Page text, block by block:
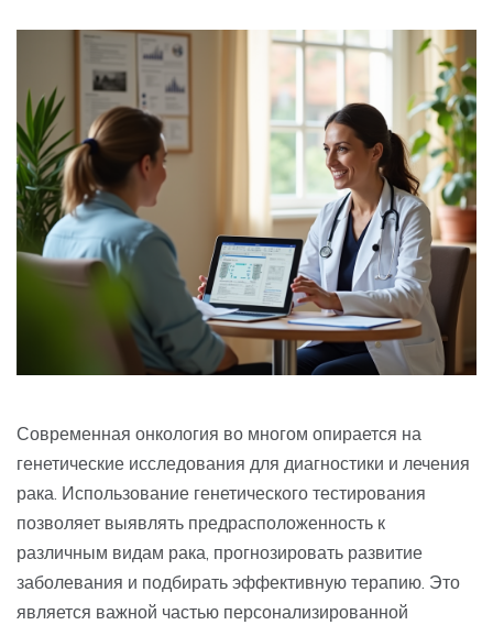
Современная онкология во многом опирается на
генетические исследования для диагностики и лечения
рака. Использование генетического тестирования
позволяет выявлять предрасположенность к
различным видам рака, прогнозировать развитие
заболевания и подбирать эффективную терапию. Это
является важной частью персонализированной